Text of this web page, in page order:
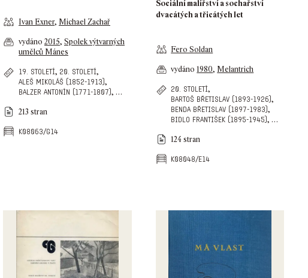
Ivan Exner, Michael Zachař
vydáno 2015, Spolek výtvarných
umělců Mánes
19. století, 20. století,
aleš mikoláš (1852-1913) ,
balzer antonín (1771-1807) , …
213 stran
k08063/g14
Sociální malířství a sochařství
dvacátých a třicátých let
Fero Soldan
vydáno1980, Melantrich
20. století,
bartoš břetislav (1893-1926),
benda břetislav (1897-1983),
bidlo františek (1895-1945), …
124 stran
k08048/e14